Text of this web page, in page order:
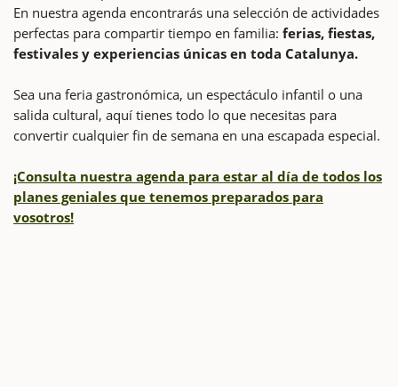
En nuestra agenda encontrarás una selección de actividades
perfectas para compartir tiempo en familia: ferias, fiestas,
festivales y experiencias únicas en toda Catalunya.
Sea una feria gastronómica, un espectáculo infantil o una
salida cultural, aquí tienes todo lo que necesitas para
convertir cualquier fin de semana en una escapada especial.
¡Consulta nuestra agenda para estar al día de todos los
planes geniales que tenemos preparados para
vosotros!